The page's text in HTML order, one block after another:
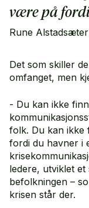
være på
Rune Alstadsæter
Det som skiller
omfanget, men
- Du kan ikke
folk. Du kan ikke
fordi du havner i
ledere, utviklet
befolkningen –
krisen står der.